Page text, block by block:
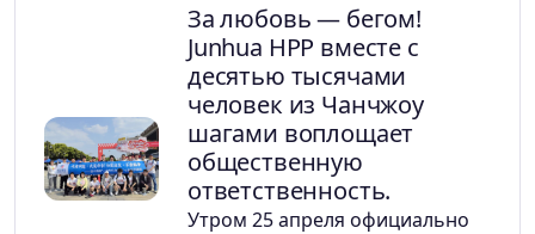
За любовь — бегом!
Junhua HPP вместе с
десятью тысячами
человек из Чанчжоу
шагами воплощает
общественную
ответственность.
Утром 25 апреля официально